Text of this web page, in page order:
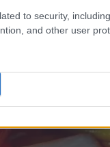
to security, including
and other user